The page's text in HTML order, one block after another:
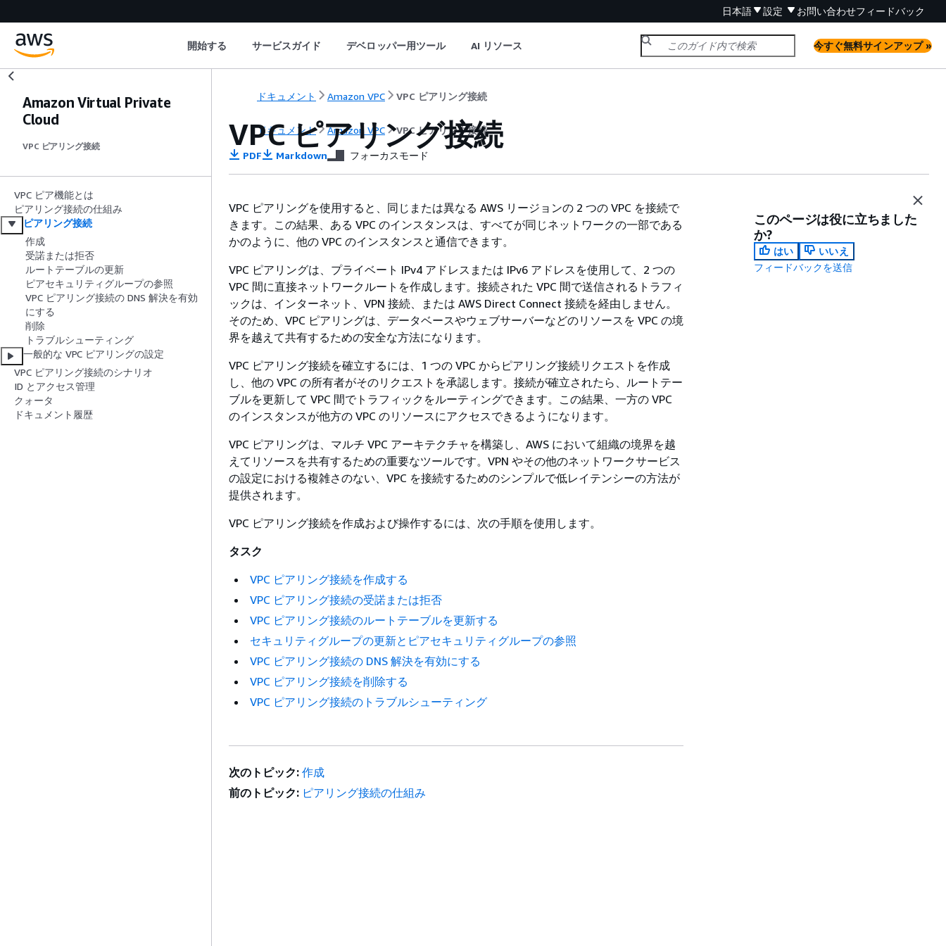
日本語 設定 お問い合わせフィードバック
開始する サービスガイド デベロッパー用ツール AI リソース 今すぐ無料サインアップ »
Amazon Virtual Private
Cloud
VPC ピアリング接続
VPC ピア機能とは
ピアリング接続の仕組み
ピアリング接続
作成
受諾または拒否
ルートテーブルの更新
ピアセキュリティグループの参照
VPC ピアリング接続の DNS 解決を有効
にする
削除
トラブルシューティング
一般的な VPC ピアリングの設定
VPC ピアリング接続のシナリオ
ID とアクセス管理
クォータ
ドキュメント履歴
ドキュメント Amazon VPC VPC ピアリング接続
ドキュメント Amazon VPC VPC ピアリング接続
VPC ピアリング接続
PDF Markdown フォーカスモード
VPC ピアリングを使用すると、同じまたは異なる AWS リージョンの 2 つの VPC を接続で
きます。この結果、ある VPC のインスタンスは、すべてが同じネットワークの一部である
かのように、他の VPC のインスタンスと通信できます。
VPC ピアリングは、プライベート IPv4 アドレスまたは IPv6 アドレスを使用して、2 つの
VPC 間に直接ネットワークルートを作成します。接続された VPC 間で送信されるトラフィ
ックは、インターネット、VPN 接続、または AWS Direct Connect 接続を経由しません。
そのため、VPC ピアリングは、データベースやウェブサーバーなどのリソースを VPC の境
界を越えて共有するための安全な方法になります。
VPC ピアリング接続を確立するには、1 つの VPC からピアリング接続リクエストを作成
し、他の VPC の所有者がそのリクエストを承認します。接続が確立されたら、ルートテー
ブルを更新して VPC 間でトラフィックをルーティングできます。この結果、一方の VPC
のインスタンスが他方の VPC のリソースにアクセスできるようになります。
VPC ピアリングは、マルチ VPC アーキテクチャを構築し、AWS において組織の境界を越
えてリソースを共有するための重要なツールです。VPN やその他のネットワークサービス
の設定における複雑さのない、VPC を接続するためのシンプルで低レイテンシーの方法が
提供されます。
VPC ピアリング接続を作成および操作するには、次の手順を使用します。
タスク
VPC ピアリング接続を作成する
VPC ピアリング接続の受諾または拒否
VPC ピアリング接続のルートテーブルを更新する
セキュリティグループの更新とピアセキュリティグループの参照
VPC ピアリング接続の DNS 解決を有効にする
VPC ピアリング接続を削除する
VPC ピアリング接続のトラブルシューティング
このページは役に立ちました
か?
はい
いいえ
フィードバックを送信
次のトピック: 作成
前のトピック: ピアリング接続の仕組み